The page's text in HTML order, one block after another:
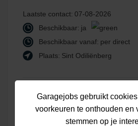
Laatste contact: 07-08-2026
Beschikbaar: ja
Beschikbaar vanaf: per direct
Plaats: Sint Odiliënberg
Laatst bijgewerkt:
07-08-2026
Garagejobs gebruikt
voorkeuren te onthouden en
stemmen op je